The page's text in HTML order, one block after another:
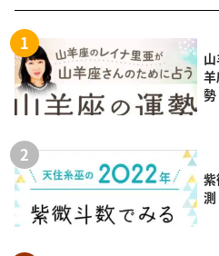
勢
測